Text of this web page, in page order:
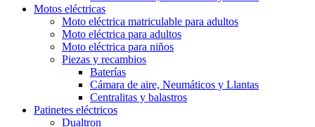
Motos eléctricas
Moto eléctrica matriculable para adultos
Moto eléctrica para adultos
Moto eléctrica para niños
Piezas y recambios
Baterías
Cámara de aire, Neumáticos y Llantas
Centralitas y balastros
Patinetes eléctricos
Dualtron